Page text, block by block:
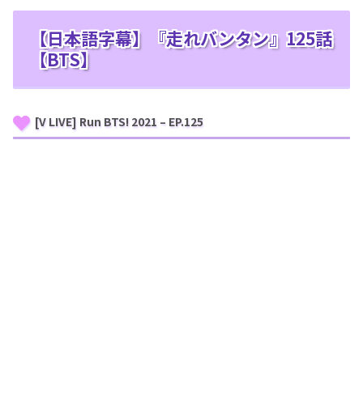
【日本語字幕】『走れバンタン』125話
【BTS】
[V LIVE] Run BTS! 2021 – EP.125